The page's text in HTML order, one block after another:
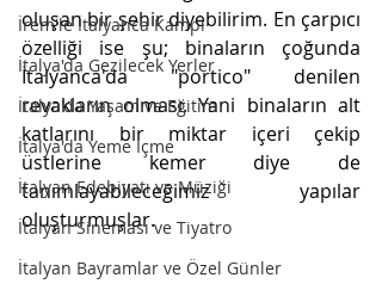
İrem'le İtalyanca Kampı
İtalya'da Gezilecek Yerler
İtalya'da Yaşam ve Eğitim
İtalya'da Yeme İçme
İtalyan Edebiyatı ve Müziği
İtalyan Sineması ve Tiyatro
İtalyan Bayramlar ve Özel Günler
oluşan bir şehir diyebilirim. En çarpıcı
özelliği ise şu; binaların çoğunda
İtalyanca'da "portico" denilen
revakların olması. Yani binaların alt
katlarını bir miktar içeri çekip
üstlerine kemer diye de
tanımlayabileceğimiz yapılar
oluşturmuşlar.